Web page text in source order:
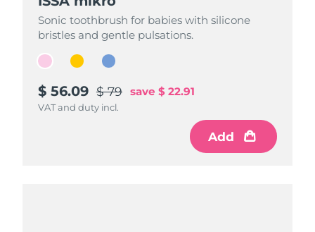
Sonic toothbrush for babies with silicone
bristles and gentle pulsations.
$ 56.09 $ 79 save $ 22.91
VAT and duty incl.
Add
Sonic toothbrush for babies with silicone
bristles and gentle pulsations.
$ 56.09 $ 79 save $ 22.91
VAT and duty incl.
Add
Sonic toothbrush for babies with silicone
bristles and gentle pulsations.
$ 56.09 $ 79 save $ 22.91
VAT and duty incl.
Add